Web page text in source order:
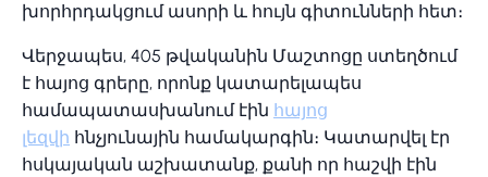
խորհրդակցում ասորի և հույն գիտունների հետ։
Վերջապես, 405 թվականին Մաշտոցը ստեղծում
է հայոց գրերը, որոնք կատարելապես
համապատասխանում էին հայոց
լեզվի հնչյունային համակարգին։ Կատարվել էր
հսկայական աշխատանք, քանի որ հաշվի էին